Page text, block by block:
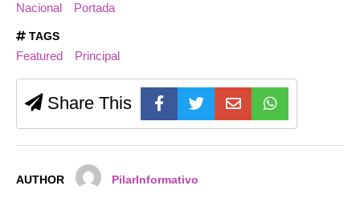
Nacional Portada
TAGS
Featured Principal
Share This
AUTHOR PilarInformativo